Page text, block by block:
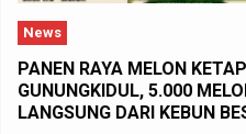
News
PANEN RAYA MELON
GUNUNGKIDUL, 5.000
LANGSUNG DARI KEBUN